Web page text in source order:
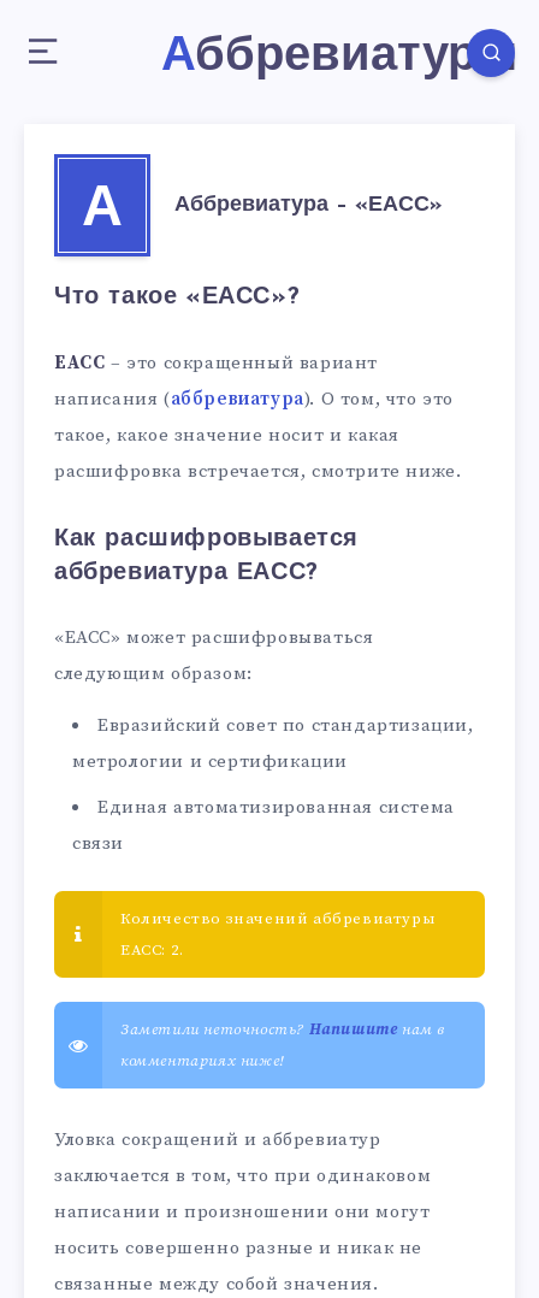
Аббревиатуры
А Аббревиатура – «ЕАСС»
Что такое «ЕАСС»?
ЕАСС – это сокращенный вариант
написания (аббревиатура). О том, что это
такое, какое значение носит и какая
расшифровка встречается, смотрите ниже.
Как расшифровывается
аббревиатура ЕАСС?
«ЕАСС» может расшифровываться
следующим образом:
Евразийский совет по стандартизации,
метрологии и сертификации
Единая автоматизированная система
связи
Количество значений аббревиатуры
ЕАСС: 2.
Заметили неточность? Напишитенам в
комментариях ниже!
Уловка сокращений и аббревиатур
заключается в том, что при одинаковом
написании и произношении они могут
носить совершенно разные и никак не
связанные между собой значения.